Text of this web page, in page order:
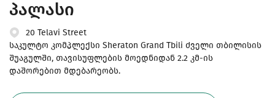
პალასი
20 Telavi Street
საკულტო კომპლექსი Sheraton Grand Tbili ძველი თბილისის
შუაგულში, თავისუფლების მოედნიდან 2.2 კმ-ის
დაშორებით მდებარეობს.